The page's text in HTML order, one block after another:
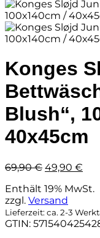
Konges
Blush“,
40x45cm
69,90€
war:
69,90 €
49,90 €
ist:
Enthält 19% MwSt.
zzgl. Versand
Lieferzeit: ca. 2-3
GTIN: